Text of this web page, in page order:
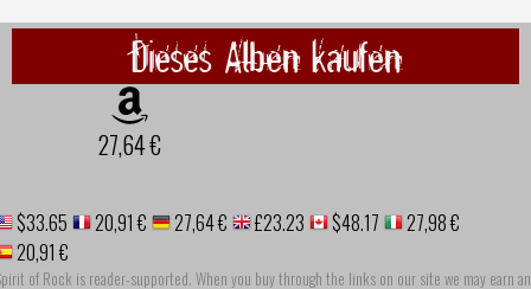
Dieses Alben kaufen
27,64 €
$33.65 20,91 € 27,64 € £23.23 $48.17
27,98 €
20,91 €
of Rock is reader-supported. When you buy through the links on our site we may earn an